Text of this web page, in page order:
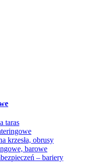
taras
krzesła, obrusy
barowe
– bariery